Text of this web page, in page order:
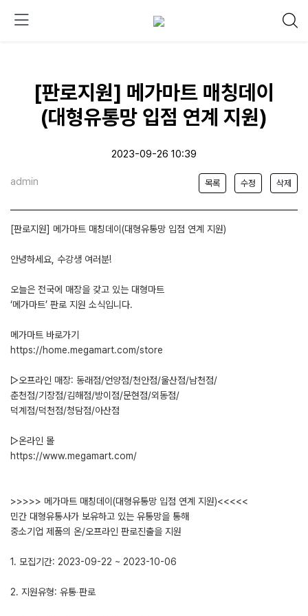
[판로지원] 메가마트 매칭데이
(대형유통망 입점 연계 지원)
2023-09-26 10:39
admin 목록 수정 삭제
[판로지원] 메가마트 매칭데이(대형유통망 입점 연계 지원)
안녕하세요, 수강생 여러분!
오늘은 전국에 매장을 갖고 있는 대형마트
‘메가마트’ 판로 지원 소식입니다.
메가마트 바로가기
https://home.megamart.com/store
▷오프라인 매장: 동래점/언양점/천안점/울산점/남천점/
춘천점/기장점/김해점/방이점/문현점/외동점/
덕계점/덕천점/청담점/아산점
▷온라인 몰
https://www.megamart.com/
>>>>> 메가마트 매칭데이(대형유통망 입점 연계 지원)<<<<<
민간 대형유통사가 보유하고 있는 유통망을 통해
중소기업 제품의 온/오프라인 판로진출을 지원
1. 모집기간: 2023-09-22 ~ 2023-10-06
2. 지원유형: 유통∙판로